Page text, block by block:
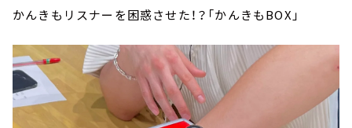
かんきもリスナーを困惑させた！？「かんきもBOX」